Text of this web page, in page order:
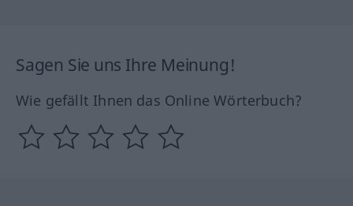
Sagen Sie uns Ihre Meinung!
Wie gefällt Ihnen das Online Wörterbuch?